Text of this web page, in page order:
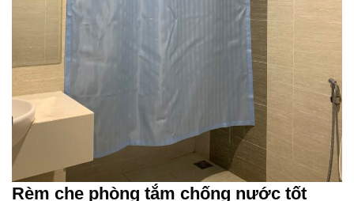
Rèm che phòng tắm chống nước tốt